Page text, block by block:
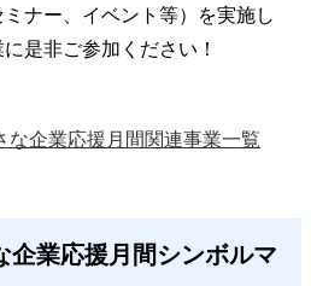
ナー、イベント等）を実施し
是非ご参加ください！
な企業応援月間関連事業一覧
企業応援月間シンボルマ